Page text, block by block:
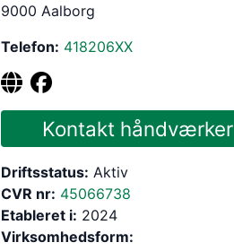
9000 Aalborg
Telefon: 418206XX
Kontakt håndværker
Driftsstatus: Aktiv
CVR nr: 45066738
Etableret i: 2024
Virksomhedsform: